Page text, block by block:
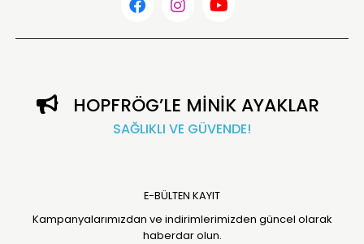
HOPFRÖG’LE MİNİK AYAKLAR
SAĞLIKLI VE GÜVENDE!
E-BÜLTEN KAYIT
Kampanyalarımızdan ve indirimlerimizden güncel olarak
haberdar olun.